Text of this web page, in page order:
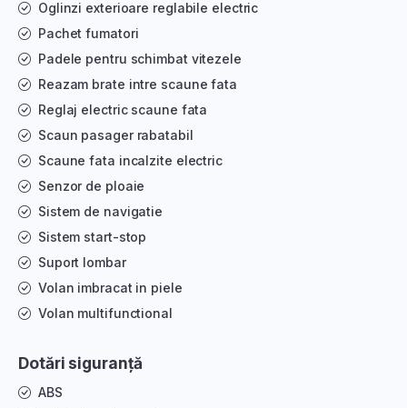
Oglinzi exterioare reglabile electric
Pachet fumatori
Padele pentru schimbat vitezele
Reazam brate intre scaune fata
Reglaj electric scaune fata
Scaun pasager rabatabil
Scaune fata incalzite electric
Senzor de ploaie
Sistem de navigatie
Sistem start-stop
Suport lombar
Volan imbracat in piele
Volan multifunctional
Dotări siguranță
ABS